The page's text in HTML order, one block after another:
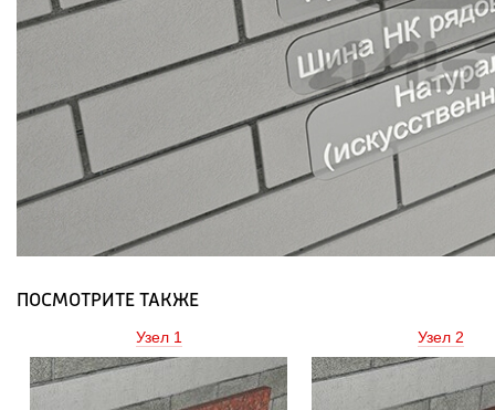
ПОСМОТРИТЕ ТАКЖЕ
Узел 1 Узел 2